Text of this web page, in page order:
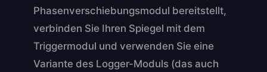
Phasenverschiebungsmodul bereitstellt,
verbinden Sie Ihren Spiegel mit dem
Triggermodul und verwenden Sie eine
Variante des Logger-Moduls (das auch